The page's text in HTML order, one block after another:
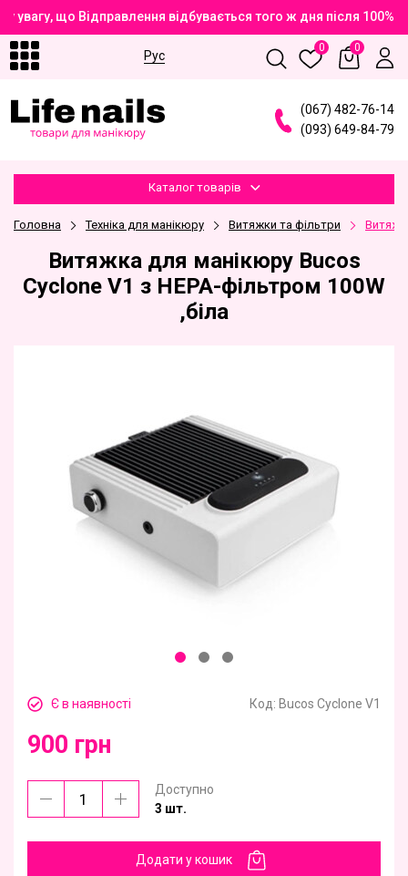
увагу, що Відправлення відбувається того ж дня після
Рус
0 0
(067) 482-76-14
(093) 649-84-79
Каталог товарів
Головна Техніка для манікюру Витяжки та фільтри
Витяжка для манікюру Bucos
Cyclone V1 з НЕРА-фільтром 100W
,біла
Є в наявності Код: Bucos Cyclone V1
900 грн
Доступно
3 шт.
Додати у кошик